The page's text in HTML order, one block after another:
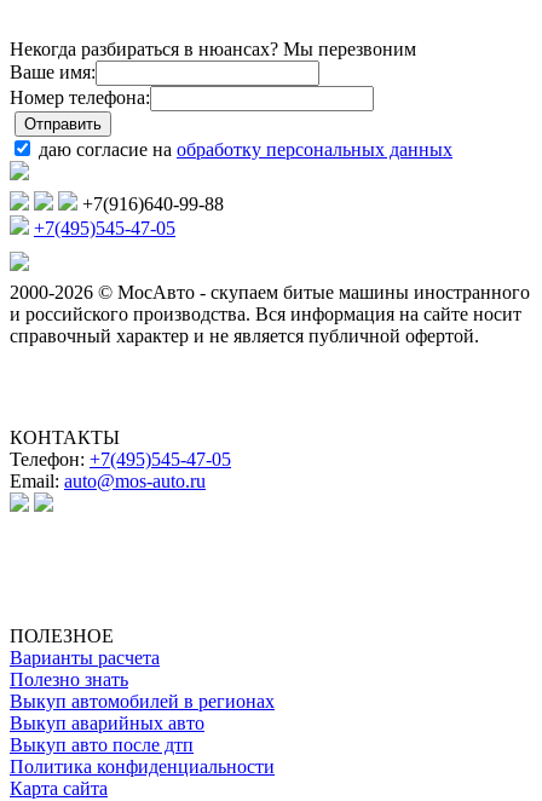
Некогда разбираться в нюансах? Мы перезвоним
Ваше имя:
Номер телефона:
даю согласие на обработку персональных данных
+7(916)640-99-88
+7(495)545-47-05
2000-2026 © МосАвто - скупаем битые машины иностранного
и российского производства. Вся информация на сайте носит
справочный характер и не является публичной офертой.
КОНТАКТЫ
Телефон: +7(495)545-47-05
Email: auto@mos-auto.ru
ПОЛЕЗНОЕ
Варианты расчета
Полезно знать
Выкуп автомобилей в регионах
Выкуп аварийных авто
Выкуп авто после дтп
Политика конфиденциальности
Карта сайта